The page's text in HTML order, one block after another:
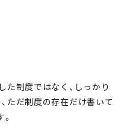
た制度ではなく、しっかり
ただ制度の存在だけ書いて